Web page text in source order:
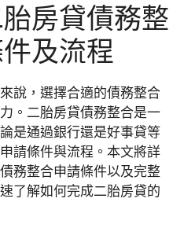
房貸債務整
及流程
說，選擇合適的債務整合
。二胎房貸債務整合是一
是通過銀行還是好事貸等
請條件與流程。本文將詳
務整合申請條件以及完整
了解如何完成二胎房貸的